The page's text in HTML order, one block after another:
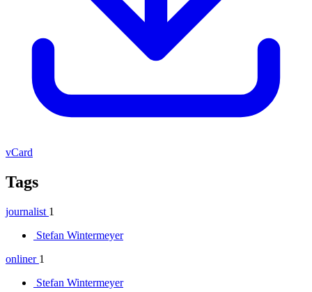
vCard
Tags
journalist 1
Stefan Wintermeyer
onliner 1
Stefan Wintermeyer